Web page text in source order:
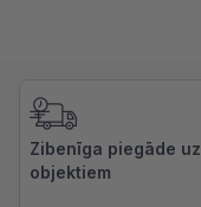
Zibenīga piegāde uz
objektiem